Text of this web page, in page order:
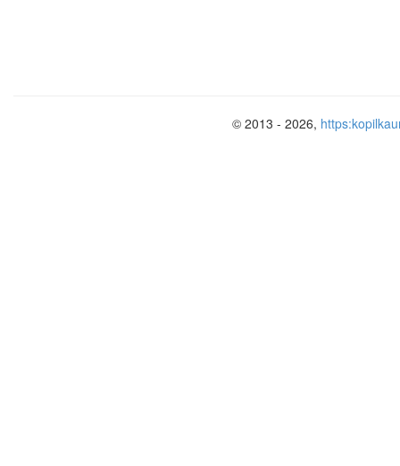
© 2013 - 2026,